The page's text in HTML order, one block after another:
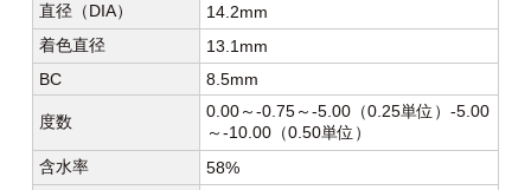
直径（DIA）
14.2mm
着色直径
13.1mm
BC
8.5mm
度数
0.00～-0.75～-5.00（0.25単位）-5.00
～-10.00（0.50単位）
含水率
58%